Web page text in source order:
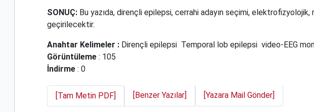
SONUÇ: Bu yazıda, dirençli epilepsi, cerrahi adayın seçimi,
geçirilecektir.
Anahtar Kelimeler : Dirençli epilepsi Temporal lob epilepsi video-EEG
Görüntüleme : 105
İndirme : 0
[Tam Metin PDF] [Benzer Yazılar] [Yazara Mail Gönder]